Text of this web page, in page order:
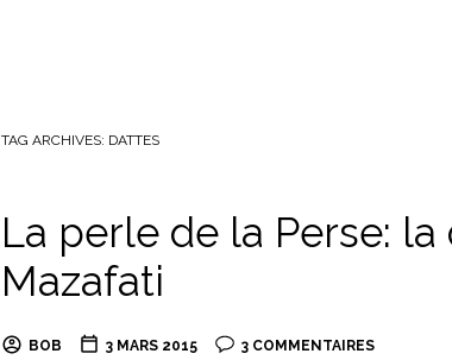
TAG ARCHIVES: DATTES
La perle de la Perse:
Mazafati
BOB 3 MARS 2015 3 COMMENTAIRES